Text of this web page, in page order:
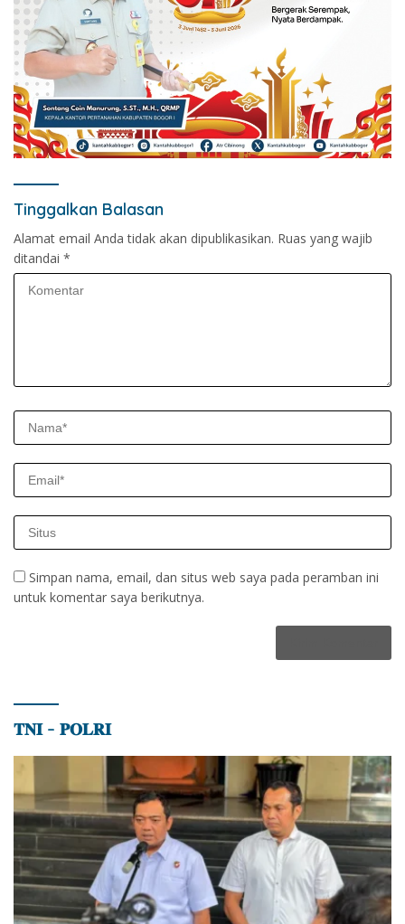
Tinggalkan Balasan
Alamat email Anda tidak akan dipublikasikan. Ruas yang wajib
ditandai *
Simpan nama, email, dan situs web saya pada peramban ini
untuk komentar saya berikutnya.
𝐓𝐍𝐈 – 𝐏𝐎𝐋𝐑𝐈